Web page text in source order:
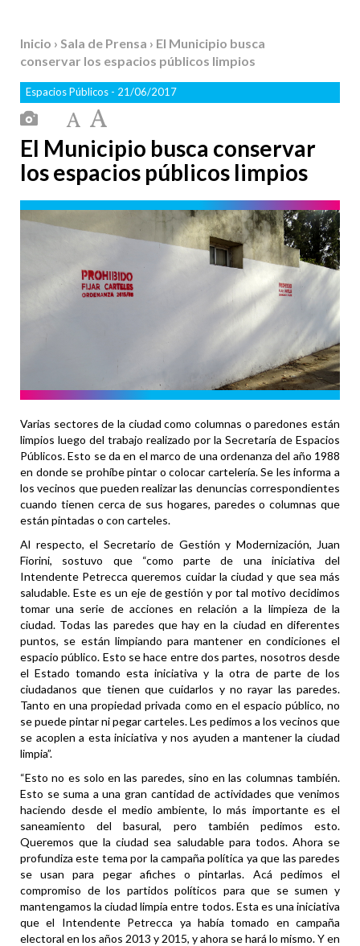
Inicio › Sala de Prensa › El Municipio busca
conservar los espacios públicos limpios
Espacios Públicos - 21/06/2017
El Municipio busca conservar
los espacios públicos limpios
Varias sectores de la ciudad como columnas o paredones están
limpios luego del trabajo realizado por la Secretaría de Espacios
Públicos. Esto se da en el marco de una ordenanza del año 1988
en donde se prohíbe pintar o colocar cartelería. Se les informa a
los vecinos que pueden realizar las denuncias correspondientes
cuando tienen cerca de sus hogares, paredes o columnas que
están pintadas o con carteles.
Al respecto, el Secretario de Gestión y Modernización, Juan
Fiorini, sostuvo que “como parte de una iniciativa del
Intendente Petrecca queremos cuidar la ciudad y que sea más
saludable. Este es un eje de gestión y por tal motivo decidimos
tomar una serie de acciones en relación a la limpieza de la
ciudad. Todas las paredes que hay en la ciudad en diferentes
puntos, se están limpiando para mantener en condiciones el
espacio público. Esto se hace entre dos partes, nosotros desde
el Estado tomando esta iniciativa y la otra de parte de los
ciudadanos que tienen que cuidarlos y no rayar las paredes.
Tanto en una propiedad privada como en el espacio público, no
se puede pintar ni pegar carteles. Les pedimos a los vecinos que
se acoplen a esta iniciativa y nos ayuden a mantener la ciudad
limpia”.
“Esto no es solo en las paredes, sino en las columnas también.
Esto se suma a una gran cantidad de actividades que venimos
haciendo desde el medio ambiente, lo más importante es el
saneamiento del basural, pero también pedimos esto.
Queremos que la ciudad sea saludable para todos. Ahora se
profundiza este tema por la campaña política ya que las paredes
se usan para pegar afiches o pintarlas. Acá pedimos el
compromiso de los partidos políticos para que se sumen y
mantengamos la ciudad limpia entre todos. Esta es una iniciativa
que el Intendente Petrecca ya había tomado en campaña
electoral en los años 2013 y 2015, y ahora se hará lo mismo. Y en